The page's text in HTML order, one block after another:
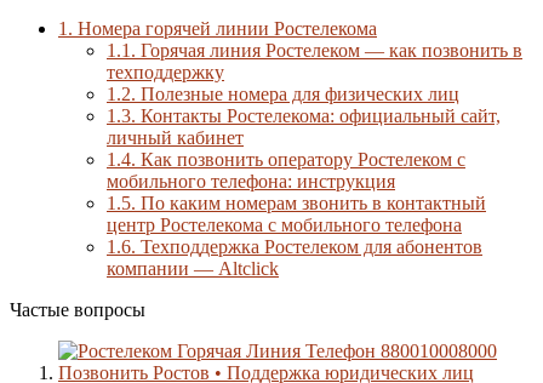
1. Номера горячей линии Ростелекома
1.1. Горячая линия Ростелеком — как позвонить в
техподдержку
1.2. Полезные номера для физических лиц
1.3. Контакты Ростелекома: официальный сайт,
личный кабинет
1.4. Как позвонить оператору Ростелеком с
мобильного телефона: инструкция
1.5. По каким номерам звонить в контактный
центр Ростелекома с мобильного телефона
1.6. Техподдержка Ростелеком для абонентов
компании — Altclick
Частые вопросы